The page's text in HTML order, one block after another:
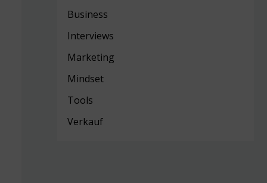
Business
Interviews
Marketing
Mindset
Tools
Verkauf